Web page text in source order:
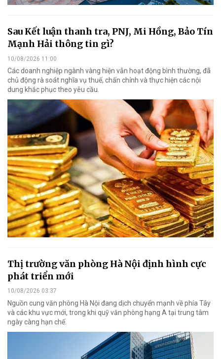
Sau Kết luận thanh tra, PNJ, Mi Hồng, Bảo Tín
Mạnh Hải thông tin gì?
10/08/2026 11:00
Các doanh nghiệp ngành vàng hiện vẫn hoạt động bình thường, đã
chủ động rà soát nghĩa vụ thuế, chấn chỉnh và thực hiện các nội
dung khắc phục theo yêu cầu.
Thị trường văn phòng Hà Nội định hình cực
phát triển mới
10/08/2026 03:37
Nguồn cung văn phòng Hà Nội đang dịch chuyển mạnh về phía Tây
và các khu vực mới, trong khi quỹ văn phòng hạng A tại trung tâm
ngày càng hạn chế.